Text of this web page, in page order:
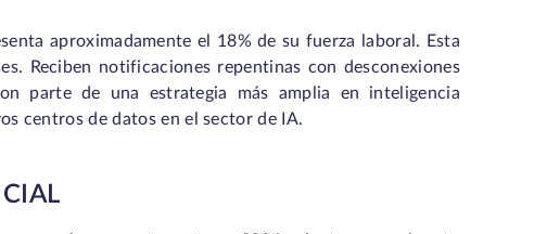
aproximadamente el 18% de su fuerza laboral. Esta
Reciben notificaciones repentinas con desconexiones
parte de una estrategia más amplia en inteligencia
centros de datos en el sector de IA.